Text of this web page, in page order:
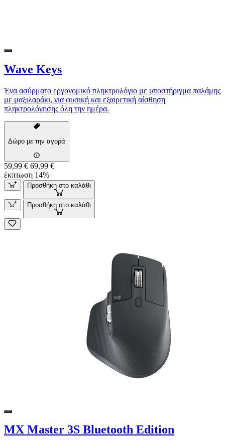
Wave Keys
Ένα ασύρματο εργονομικό πληκτρολόγιο με υποστήριγμα παλάμης
με μαξιλαράκι, για φυσική και εξαιρετική αίσθηση
πληκτρολόγησης όλη την ημέρα.
Δώρο με την αγορά
59,99 € 69,99 €
έκπτωση 14%
Προσθήκη στο καλάθι
Προσθήκη στο καλάθι
MX Master 3S Bluetooth Edition